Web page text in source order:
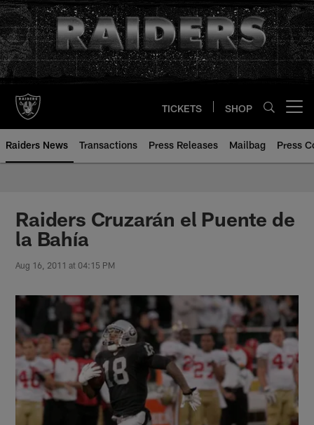
Skip
to
main
content
TICKETS SHOP
Raiders News Transactions Press Releases Mailbag Press
Raiders Cruzarán el Puente de
la Bahía
Aug 16, 2011 at 04:15 PM